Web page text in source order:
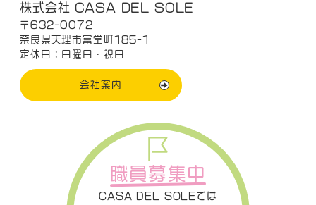
株式会社 CASA DEL SOLE
〒632-0072
奈良県天理市富堂町185-1
定休日：日曜日・祝日
会社案内
職員募集中
CASA DEL SOLEでは